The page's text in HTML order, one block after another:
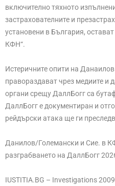
включително тяхното
застрахователните и
установени в България,
КФН“.
Истеричните опити на
правораздават чрез медиите и
органи срещу ДаллБогг са
ДаллБогг е документиран и
рейдърски атака ще ги
Данилов/Големански и Сие. в
разграбването на ДаллБогг
IUSTITIA.BG – Investigations